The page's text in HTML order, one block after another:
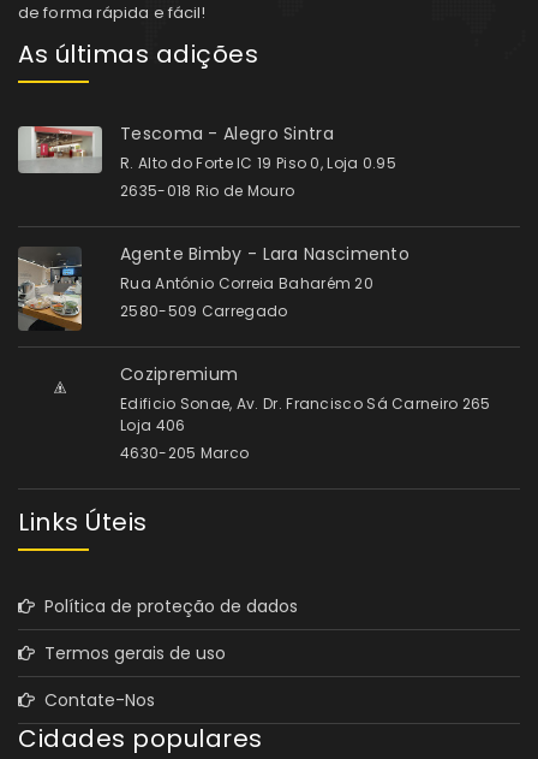
de forma rápida e fácil!
As últimas adições
Tescoma - Alegro Sintra
R. Alto do Forte IC 19 Piso 0, Loja 0.95
2635-018 Rio de Mouro
Agente Bimby - Lara Nascimento
Rua António Correia Baharém 20
2580-509 Carregado
Cozipremium
Edificio Sonae, Av. Dr. Francisco Sá Carneiro 265
Loja 406
4630-205 Marco
Links Úteis
Política de proteção de dados
Termos gerais de uso
Contate-Nos
Cidades populares